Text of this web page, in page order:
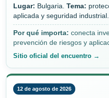
Lugar: Bulgaria. Tema:
aplicada y seguridad industrial.
Por qué importa: conecta
prevención de riesgos y
Sitio oficial del encuentro →
12 de agosto de 2026